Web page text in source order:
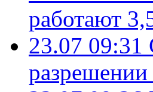
работают
23.07 09:31
разрешении